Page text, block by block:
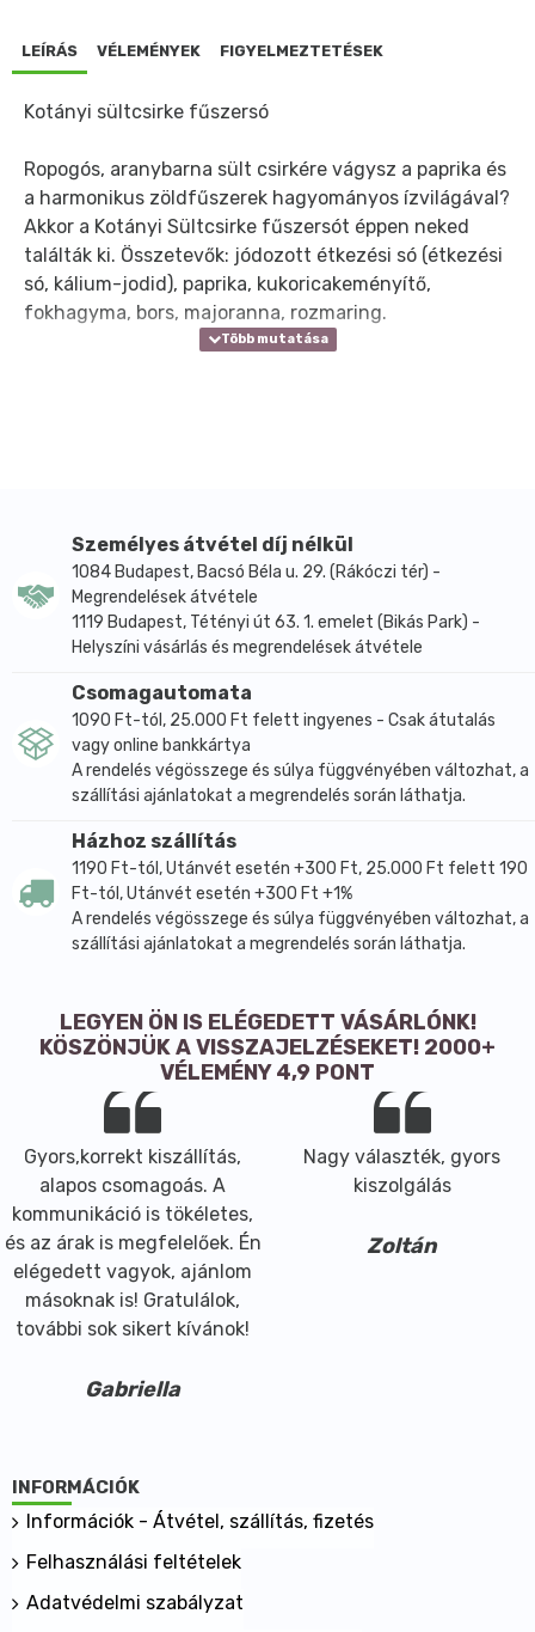
LEÍRÁS VÉLEMÉNYEK FIGYELMEZTETÉSEK
Kotányi sültcsirke fűszersó
Ropogós, aranybarna sült csirkére vágysz a paprika és
a harmonikus zöldfűszerek hagyományos ízvilágával?
Akkor a Kotányi Sültcsirke fűszersót éppen neked
találták ki. Összetevők: jódozott étkezési só (étkezési
só, kálium-jodid), paprika, kukoricakeményítő,
fokhagyma, bors, majoranna, rozmaring.
Személyes átvétel díj nélkül
1084 Budapest, Bacsó Béla u. 29. (Rákóczi tér) -
Megrendelések átvétele
1119 Budapest, Tétényi út 63. 1. emelet (Bikás Park) -
Helyszíni vásárlás és megrendelések átvétele
Csomagautomata
1090 Ft-tól, 25.000 Ft felett ingyenes - Csak átutalás
vagy online bankkártya
A rendelés végösszege és súlya függvényében változhat, a
szállítási ajánlatokat a megrendelés során láthatja.
Házhoz szállítás
1190 Ft-tól, Utánvét esetén +300 Ft, 25.000 Ft felett 190
Ft-tól, Utánvét esetén +300 Ft +1%
A rendelés végösszege és súlya függvényében változhat, a
szállítási ajánlatokat a megrendelés során láthatja.
LEGYEN ÖN IS ELÉGEDETT VÁSÁRLÓNK!
KÖSZÖNJÜK A VISSZAJELZÉSEKET! 2000+
VÉLEMÉNY 4,9 PONT
Gyors,korrekt kiszállítás,
alapos csomagoás. A
kommunikáció is tökéletes,
és az árak is megfelelőek. Én
elégedett vagyok, ajánlom
másoknak is! Gratulálok,
további sok sikert kívánok!
Gabriella
Nagy választék, gyors
kiszolgálás
Zoltán
INFORMÁCIÓK
Információk - Átvétel, szállítás, fizetés
Felhasználási feltételek
Adatvédelmi szabályzat